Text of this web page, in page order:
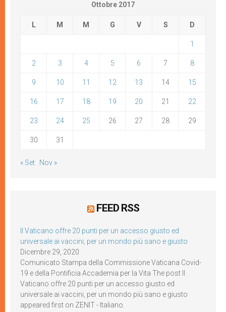
Ottobre 2017
L M M G V S D
1
2 3 4 5 6 7 8
9 10 11 12 13 14 15
16 17 18 19 20 21 22
23 24 25 26 27 28 29
30 31
« Set Nov »
FEED RSS
Il Vaticano offre 20 punti per un accesso giusto ed
universale ai vaccini, per un mondo più sano e giusto
Dicembre 29, 2020
Comunicato Stampa della Commissione Vaticana Covid-
19 e della Pontificia Accademia per la Vita The post Il
Vaticano offre 20 punti per un accesso giusto ed
universale ai vaccini, per un mondo più sano e giusto
appeared first on ZENIT - Italiano.